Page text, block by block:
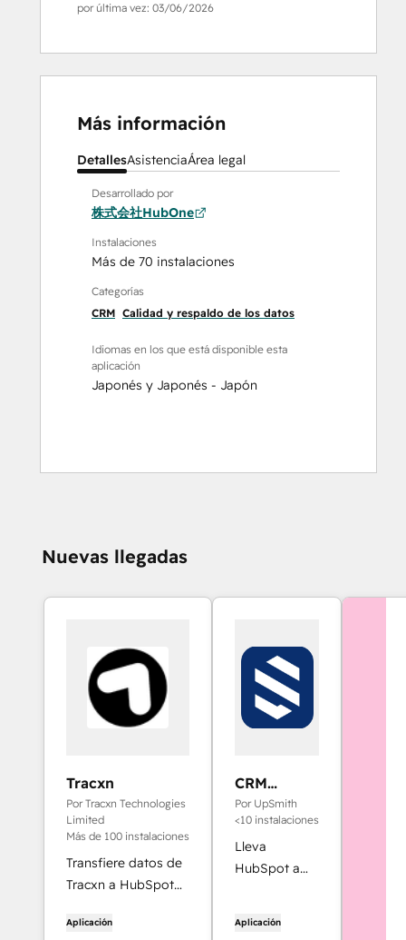
por última vez: 03/06/2026
Más información
DetallesAsistenciaÁrea legal
Desarrollado por
株式会社HubOne
Instalaciones
Más de 70 instalaciones
Categorías
CRM Calidad y respaldo de los datos
Idiomas en los que está disponible esta
aplicación
Japonés y Japonés - Japón
Nuevas llegadas
Tracxn
Por Tracxn Technologies
Limited
Más de 100 instalaciones
Transfiere datos de
Tracxn a HubSpot
Aplicación
CRM
Objects &
Query
Integration
for Jira
(Scrybe)
Por UpSmith
<10 instalaciones
Lleva
HubSpot a
objetos
Aplicación